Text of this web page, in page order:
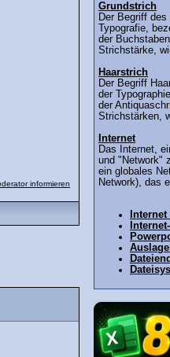
informieren
Grundstrich
Der Begriff
Typografie,
der
Strichstärke,
Haarstrich
Der Begriff
der
der
Strichstärken,
Internet
Das Internet,
und "Network"
ein globales
Network), das